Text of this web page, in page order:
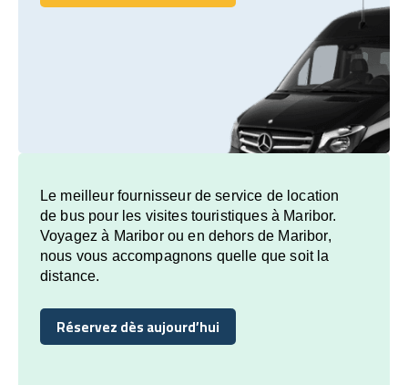
Réservez dès aujourd’hui
Le meilleur fournisseur de service de location
de bus pour les visites touristiques à Maribor.
Voyagez à Maribor ou en dehors de Maribor,
nous vous accompagnons quelle que soit la
distance.
Réservez dès aujourd’hui
Réservez dès aujourd’hui